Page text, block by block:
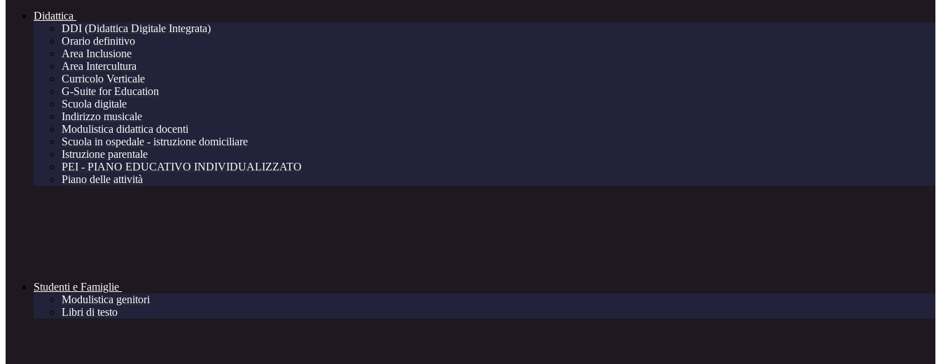
Didattica
DDI (Didattica Digitale Integrata)
Orario definitivo
Area Inclusione
Area Intercultura
Curricolo Verticale
G-Suite for Education
Scuola digitale
Indirizzo musicale
Modulistica didattica docenti
Scuola in ospedale - istruzione domiciliare
Istruzione parentale
PEI - PIANO EDUCATIVO INDIVIDUALIZZATO
Piano delle attività
Studenti e Famiglie
Modulistica genitori
Libri di testo